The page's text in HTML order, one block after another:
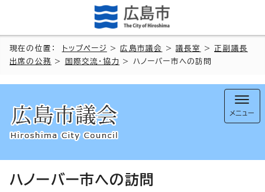
現在の位置： トップページ >広島市議会 >議長室 >正副議長
出席の公務
> 国際交流・協力 > ハノーバー市への訪問
メニュー
ハノーバー市への訪問